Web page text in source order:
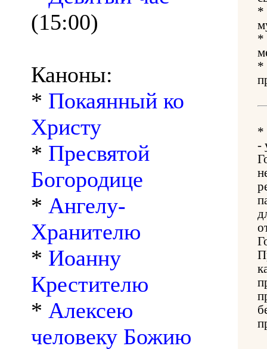
(15:00)
Каноны:
* Покаянный ко
Христу
* Пресвятой
Богородице
* Ангелу-
Хранителю
* Иоанну
Крестителю
* Алексею
человеку Божию
*
*
*
*
-